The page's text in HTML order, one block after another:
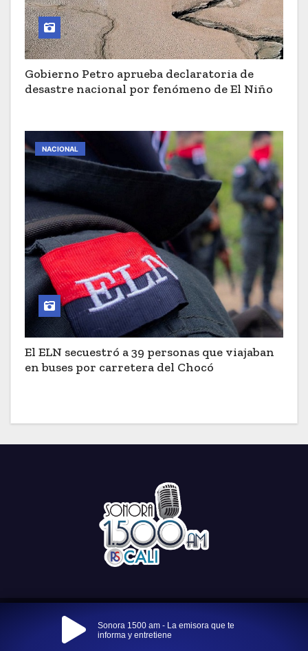
Gobierno Petro aprueba declaratoria de
desastre nacional por fenómeno de El Niño
NACIONAL
El ELN secuestró a 39 personas que viajaban
en buses por carretera del Chocó
Funciona gracias a WordPress |Tema: Newses por
Sonora 1500 am - La emisora que te
informa y entretiene